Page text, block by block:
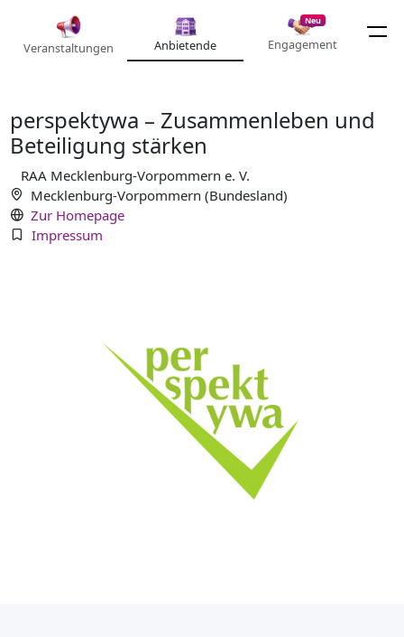
Veranstaltungen Anbietende
Neu
Engagement
perspektywa – Zusammenleben und
Beteiligung stärken
RAA Mecklenburg-Vorpommern e. V.
Mecklenburg-Vorpommern (Bundesland)
Zur Homepage
Impressum